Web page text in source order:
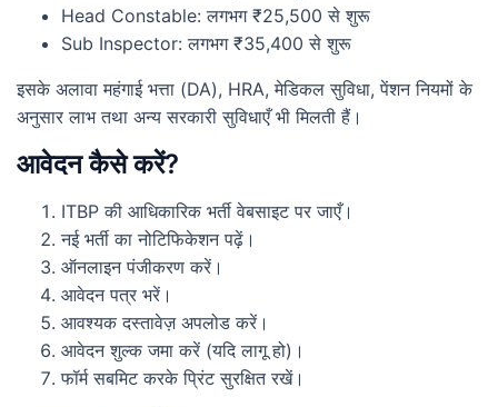
Head Constable: लगभग ₹25,500 से शुरू
Sub Inspector: लगभग ₹35,400 से शुरू
इसके अलावा महंगाई भत्ता (DA), HRA, मेडिकल सुविधा, पेंशन नियमों के
अनुसार लाभ तथा अन्य सरकारी सुविधाएँ भी मिलती हैं।
आवेदन कैसे करें?
ITBP की आधिकारिक भर्ती वेबसाइट पर जाएँ।
नई भर्ती का नोटिफिकेशन पढ़ें।
ऑनलाइन पंजीकरण करें।
आवेदन पत्र भरें।
आवश्यक दस्तावेज़ अपलोड करें।
आवेदन शुल्क जमा करें (यदि लागू हो)।
फॉर्म सबमिट करके प्रिंट सुरक्षित रखें।